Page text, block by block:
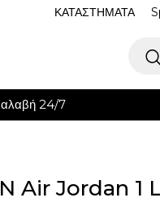
ΚΑΤΑΣΤΗΜΑΤΑ
24/7
Air Jordan 1